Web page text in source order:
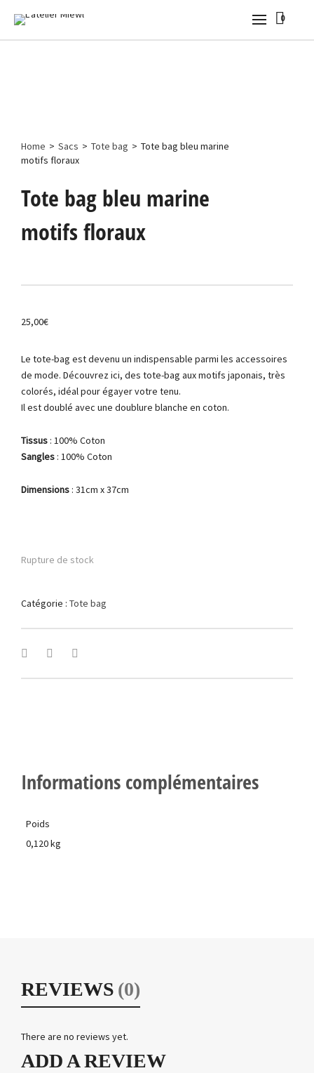
0
Home > Sacs > Tote bag > Tote bag bleu marine
motifs floraux
Tote bag bleu marine
motifs floraux
25,00€
Le tote-bag est devenu un indispensable parmi les accessoires
de mode. Découvrez ici, des tote-bag aux motifs japonais, très
colorés, idéal pour égayer votre tenu.
Il est doublé avec une doublure blanche en coton.
Tissus : 100% Coton
Sangles : 100% Coton
Dimensions : 31cm x 37cm
Rupture de stock
Catégorie : Tote bag
Informations complémentaires
Poids
0,120 kg
REVIEWS (0)
There are no reviews yet.
ADD A REVIEW